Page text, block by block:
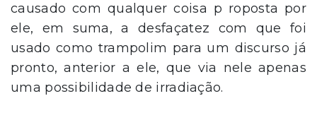
causado com qualquer coisa p roposta por
ele, em suma, a desfaçatez com que foi
usado como trampolim para um discurso já
pronto, anterior a ele, que via nele apenas
uma possibilidade de irradiação.